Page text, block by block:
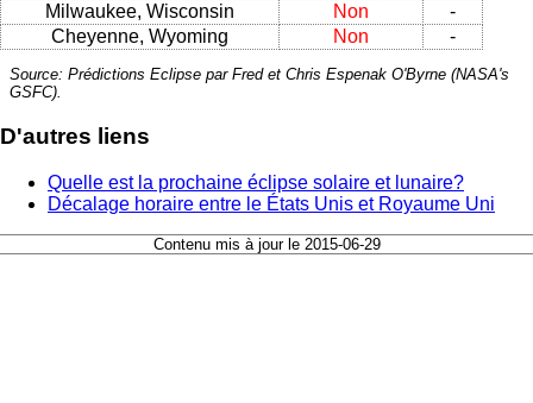
Milwaukee, Wisconsin
Non
-
Cheyenne, Wyoming
Non -
Source: Prédictions Eclipse par Fred et Chris Espenak O'Byrne (NASA's
GSFC).
D'autres liens
Quelle est la prochaine éclipse solaire et lunaire?
Décalage horaire entre le États Unis et Royaume Uni
Contenu mis à jour le 2015-06-29